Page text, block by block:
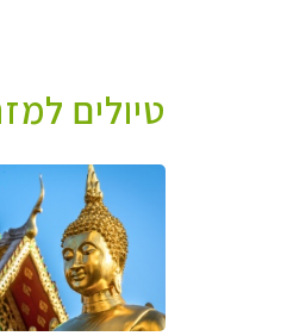
טיולים